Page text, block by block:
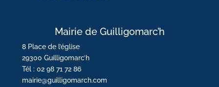
Mairie de Guilligomarc’h
8 Place de l’église
29300 Guilligomarc’h
Tél : 02 98 71 72 86
mairie@guilligomarch.com